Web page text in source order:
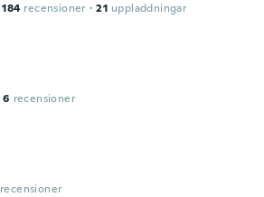
184 recensioner · 21 uppladdningar
6 recensioner
recensioner